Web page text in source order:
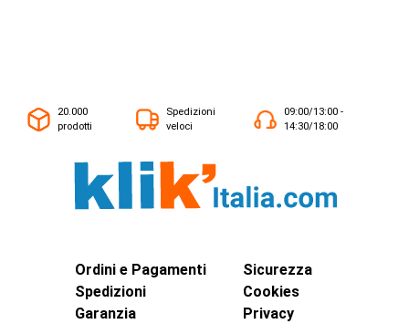
20.000
prodotti
Spedizioni
veloci
09:00/13:00 -
14:30/18:00
Ordini e Pagamenti
Spedizioni
Garanzia
Sicurezza
Cookies
Privacy